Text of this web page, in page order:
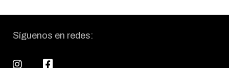
Síguenos en redes: